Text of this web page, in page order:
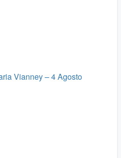
Vianney – 4 Agosto